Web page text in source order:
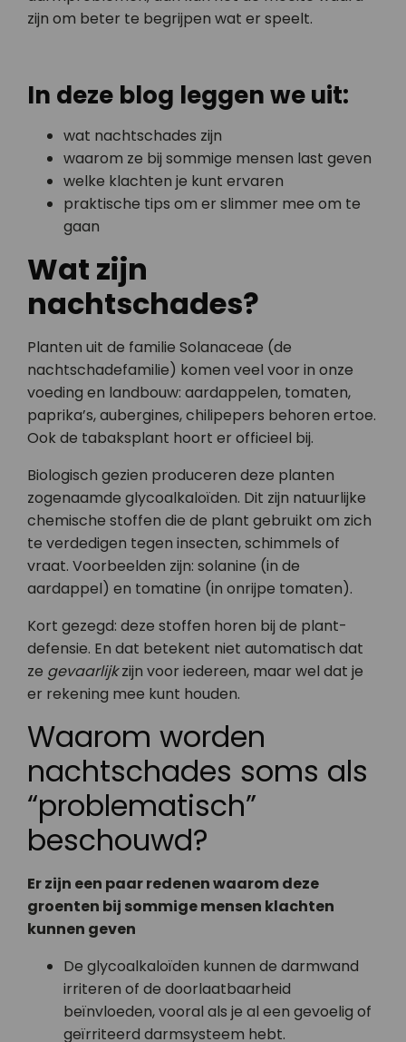
zijn om beter te begrijpen wat er speelt.
In deze blog leggen we uit:
wat nachtschades zijn
waarom ze bij sommige mensen last geven
welke klachten je kunt ervaren
praktische tips om er slimmer mee om te
gaan
Wat zijn
nachtschades?
Planten uit de familie Solanaceae (de
nachtschadefamilie) komen veel voor in onze
voeding en landbouw: aardappelen, tomaten,
paprika’s, aubergines, chilipepers behoren ertoe.
Ook de tabaksplant hoort er officieel bij.
Biologisch gezien produceren deze planten
zogenaamde glycoalkaloïden. Dit zijn natuurlijke
chemische stoffen die de plant gebruikt om zich
te verdedigen tegen insecten, schimmels of
vraat. Voorbeelden zijn: solanine (in de
aardappel) en tomatine (in onrijpe tomaten).
Kort gezegd: deze stoffen horen bij de plant-
defensie. En dat betekent niet automatisch dat
ze gevaarlijkzijn voor iedereen, maar wel dat je
er rekening mee kunt houden.
Waarom worden
nachtschades soms als
“problematisch”
beschouwd?
Er zijn een paar redenen waarom deze
groenten bij sommige mensen klachten
kunnen geven
De glycoalkaloïden kunnen de darmwand
irriteren of de doorlaatbaarheid
beïnvloeden, vooral als je al een gevoelig of
geïrriteerd darm­systeem hebt.